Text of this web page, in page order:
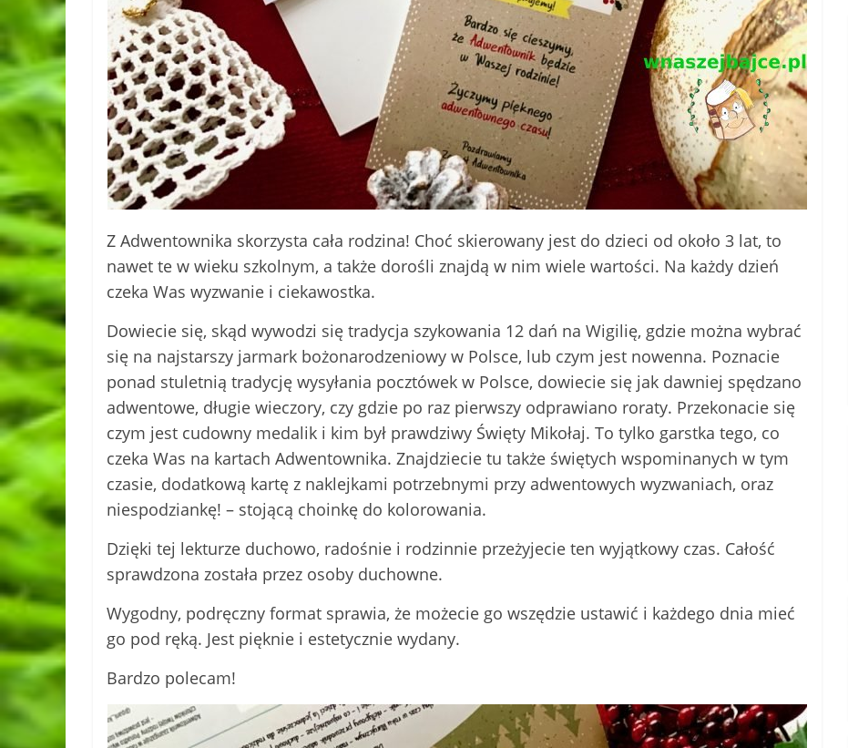
Z Adwentownika skorzysta cała rodzina! Choć skierowany jest do dzieci od około 3 lat, to
nawet te w wieku szkolnym, a także dorośli znajdą w nim wiele wartości. Na każdy dzień
czeka Was wyzwanie i ciekawostka.
Dowiecie się, skąd wywodzi się tradycja szykowania 12 dań na Wigilię, gdzie można wybrać
się na najstarszy jarmark bożonarodzeniowy w Polsce, lub czym jest nowenna. Poznacie
ponad stuletnią tradycję wysyłania pocztówek w Polsce, dowiecie się jak dawniej spędzano
adwentowe, długie wieczory, czy gdzie po raz pierwszy odprawiano roraty. Przekonacie się
czym jest cudowny medalik i kim był prawdziwy Święty Mikołaj. To tylko garstka tego, co
czeka Was na kartach Adwentownika. Znajdziecie tu także świętych wspominanych w tym
czasie, dodatkową kartę z naklejkami potrzebnymi przy adwentowych wyzwaniach, oraz
niespodziankę! – stojącą choinkę do kolorowania.
Dzięki tej lekturze duchowo, radośnie i rodzinnie przeżyjecie ten wyjątkowy czas. Całość
sprawdzona została przez osoby duchowne.
Wygodny, podręczny format sprawia, że możecie go wszędzie ustawić i każdego dnia mieć
go pod ręką. Jest pięknie i estetycznie wydany.
Bardzo polecam!